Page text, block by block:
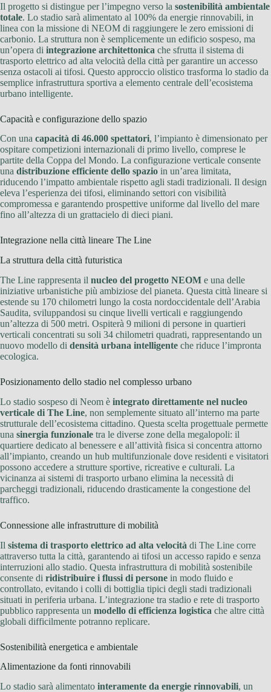
Il progetto si distingue per l’impegno verso la sostenibilità ambientale
totale. Lo stadio sarà alimentato al 100% da energie rinnovabili, in
linea con la missione di NEOM di raggiungere le zero emissioni di
carbonio. La struttura non è semplicemente un edificio sospeso, ma
un’opera di integrazione architettonica che sfrutta il sistema di
trasporto elettrico ad alta velocità della città per garantire un accesso
senza ostacoli ai tifosi. Questo approccio olistico trasforma lo stadio da
semplice infrastruttura sportiva a elemento centrale dell’ecosistema
urbano intelligente.
Capacità e configurazione dello spazio
Con una capacità di 46.000 spettatori, l’impianto è dimensionato per
ospitare competizioni internazionali di primo livello, comprese le
partite della Coppa del Mondo. La configurazione verticale consente
una distribuzione efficiente dello spazio in un’area limitata,
riducendo l’impatto ambientale rispetto agli stadi tradizionali. Il design
eleva l’esperienza dei tifosi, eliminando settori con visibilità
compromessa e garantendo prospettive uniforme dal livello del mare
fino all’altezza di un grattacielo di dieci piani.
Integrazione nella città lineare The Line
La struttura della città futuristica
The Line rappresenta il nucleo del progetto NEOM e una delle
iniziative urbanistiche più ambiziose del pianeta. Questa città lineare si
estende su 170 chilometri lungo la costa nordoccidentale dell’Arabia
Saudita, sviluppandosi su cinque livelli verticali e raggiungendo
un’altezza di 500 metri. Ospiterà 9 milioni di persone in quartieri
verticali concentrati su soli 34 chilometri quadrati, rappresentando un
nuovo modello di densità urbana intelligente che riduce l’impronta
ecologica.
Posizionamento dello stadio nel complesso urbano
Lo stadio sospeso di Neom è integrato direttamente nel nucleo
verticale di The Line, non semplemente situato all’interno ma parte
strutturale dell’ecosistema cittadino. Questa scelta progettuale permette
una sinergia funzionale tra le diverse zone della megalopoli: il
quartiere dedicato al benessere e all’attività fisica si concentra attorno
all’impianto, creando un hub multifunzionale dove residenti e visitatori
possono accedere a strutture sportive, ricreative e culturali. La
vicinanza ai sistemi di trasporto urbano elimina la necessità di
parcheggi tradizionali, riducendo drasticamente la congestione del
traffico.
Connessione alle infrastrutture di mobilità
Il sistema di trasporto elettrico ad alta velocità di The Line corre
attraverso tutta la città, garantendo ai tifosi un accesso rapido e senza
interruzioni allo stadio. Questa infrastruttura di mobilità sostenibile
consente di ridistribuire i flussi di persone in modo fluido e
controllato, evitando i colli di bottiglia tipici degli stadi tradizionali
situati in periferia urbana. L’integrazione tra stadio e rete di trasporto
pubblico rappresenta un modello di efficienza logistica che altre città
globali difficilmente potranno replicare.
Sostenibilità energetica e ambientale
Alimentazione da fonti rinnovabili
Lo stadio sarà alimentato interamente da energie rinnovabili, un